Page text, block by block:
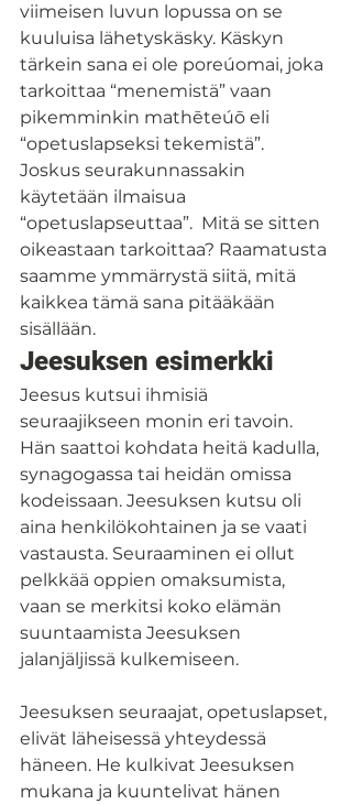
viimeisen luvun lopussa on se
kuuluisa lähetyskäsky. Käskyn
tärkein sana ei ole poreúomai, joka
tarkoittaa “menemistä” vaan
pikemminkin mathēteúō eli
“opetuslapseksi tekemistä”.
Joskus seurakunnassakin
käytetään ilmaisua
“opetuslapseuttaa”.  Mitä se sitten
oikeastaan tarkoittaa? Raamatusta
saamme ymmärrystä siitä, mitä
kaikkea tämä sana pitääkään
sisällään.
Jeesuksen esimerkki
Jeesus kutsui ihmisiä
seuraajikseen monin eri tavoin.
Hän saattoi kohdata heitä kadulla,
synagogassa tai heidän omissa
kodeissaan. Jeesuksen kutsu oli
aina henkilökohtainen ja se vaati
vastausta. Seuraaminen ei ollut
pelkkää oppien omaksumista,
vaan se merkitsi koko elämän
suuntaamista Jeesuksen
jalanjäljissä kulkemiseen.
Jeesuksen seuraajat, opetuslapset,
elivät läheisessä yhteydessä
häneen. He kulkivat Jeesuksen
mukana ja kuuntelivat hänen